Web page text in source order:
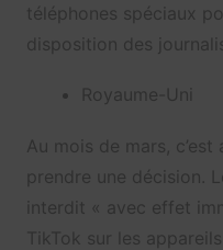
téléphones spéciaux
disposition des
Royaume-Uni
Au mois de mars,
prendre une décision.
interdit « avec effet
TikTok sur les